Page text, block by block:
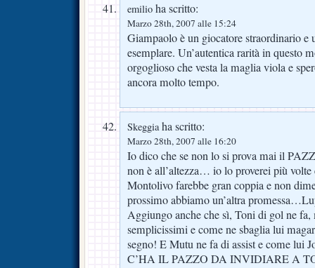
emilio ha scritto:
Marzo 28th, 2007 alle 15:24
Giampaolo è un giocatore straordinario e
esemplare. Un’autentica rarità in questo
orgoglioso che vesta la maglia viola e
ancora molto tempo.
Skeggiaha scritto:
Marzo 28th, 2007 alle 16:20
Io dico che se non lo si prova mai il
non è all’altezza… io lo proverei più volte
Montolivo farebbe gran coppia e non
prossimo abbiamo un’altra
Aggiungo anche che sì, Toni di gol ne fa,
semplicissimi e come ne sbaglia lui
segno! E Mutu ne fa di assist e come lui
C’HA IL PAZZO DA INVIDIARE A